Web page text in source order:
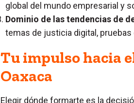
global del mundo empresarial y
Dominio de las tendencias de
temas de justicia digital,
Tu impulso hacia
Oaxaca
Elegir dónde formarte es la